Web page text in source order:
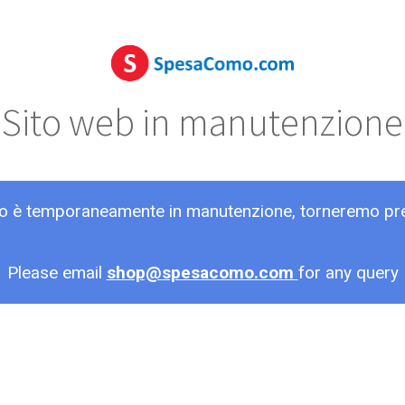
Sito web in manutenzione
è temporaneamente in manutenzione, torneremo
Please email shop@spesacomo.com for any query